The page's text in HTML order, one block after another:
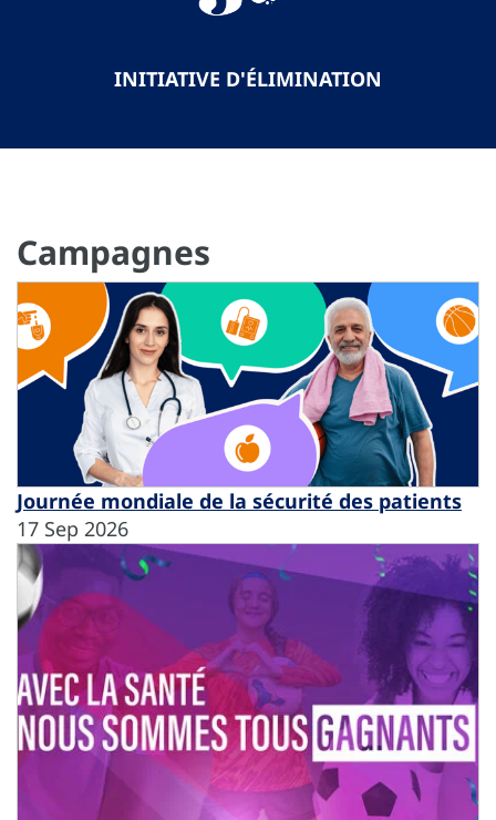
INITIATIVE D'ÉLIMINATION
Campagnes
Journée mondiale de la sécurité des patients
17 Sep 2026